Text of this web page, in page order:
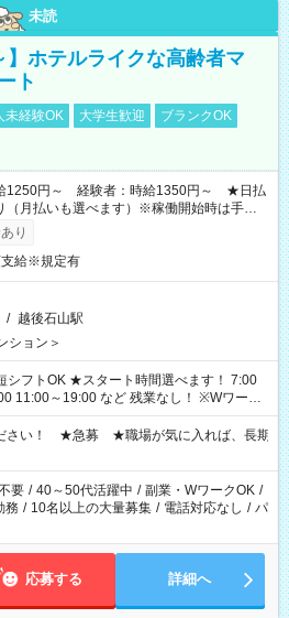
未読
ホテルライクな高齢者マ
ト
未経験OK 大学生歓迎
ブランクOK
1250円～ 経験者：時給1350円～ ★日払
（月払いも選べます）※稼働開始時は手続き
となります。
り
支給※規定有
/ 越後石山駅
ション＞
時間選べます！ 7:00
～19:00 など 残業なし！ ※Wワーク
と合わせ週40時間超の就業はご案内できま
、週20時間以上勤務は社会保険への加入対
派遣法（日雇い派遣の原則禁止）によ
の就業はご案内が難しい場合があります
さい！ ★急募 ★職場が気に入れば、長期
要 / 40～50代活躍中 / 副業・WワークOK /
務 / 10名以上の大量募集 / 電話対応なし / パ
応募する 詳細へ